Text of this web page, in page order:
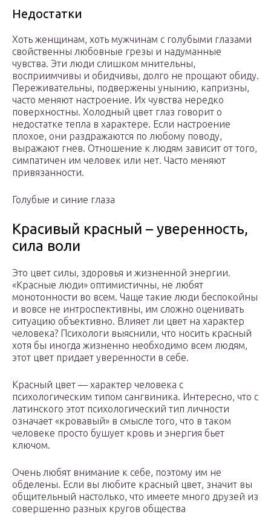
Недостатки
Хоть женщинам, хоть мужчинам с голубыми глазами
свойственны любовные грезы и надуманные
чувства. Эти люди слишком мнительны,
восприимчивы и обидчивы, долго не прощают обиду.
Переживательны, подвержены унынию, капризны,
часто меняют настроение. Их чувства нередко
поверхностны. Холодный цвет глаз говорит о
недостатке тепла в характере. Если настроение
плохое, они раздражаются по любому поводу,
выражают гнев. Отношение к людям зависит от того,
симпатичен им человек или нет. Часто меняют
привязанности.
Голубые и синие глаза
Красивый красный – уверенность,
сила воли
Это цвет силы, здоровья и жизненной энергии.
«Красные люди» оптимистичны, не любят
монотонности во всем. Чаще такие люди беспокойны
и вовсе не интроспективны, им сложно оценивать
ситуацию объективно. Влияет ли цвет на характер
человека? Психологи выяснили, что носить красный
хотя бы иногда жизненно необходимо всем людям,
этот цвет придает уверенности в себе.
Красный цвет — характер человека с
психологическим типом сангвиника. Интересно, что с
латинского этот психологический тип личности
означает «кровавый» в смысле того, что в таком
человеке просто бушует кровь и энергия бьет
ключом.
Очень любят внимание к себе, поэтому им не
обделены. Если вы любите красный цвет, значит вы
общительный настолько, что имеете много друзей из
совершенно разных кругов общества